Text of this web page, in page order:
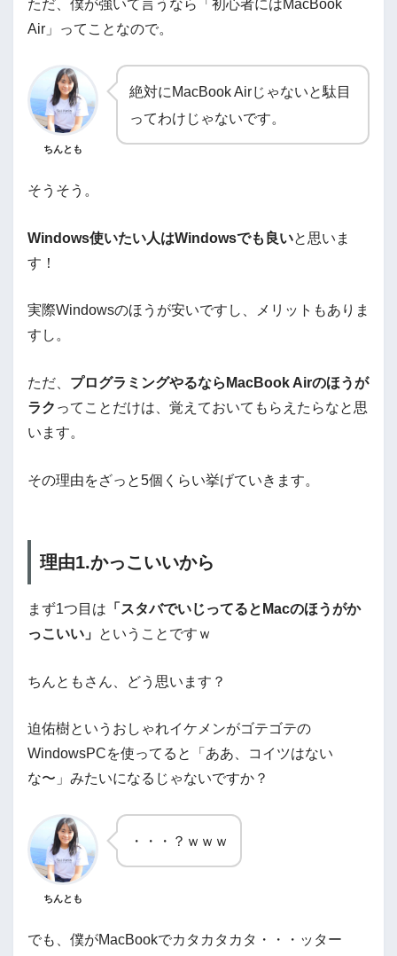
ただ、僕が強いて言うなら「初心者にはMacBook
Air」ってことなので。
ちんとも
絶対にMacBook Airじゃないと駄目
ってわけじゃないです。
そうそう。
Windows使いたい人はWindowsでも良いと思いま
す！
実際Windowsのほうが安いですし、メリットもありま
すし。
ただ、 プログラミングやるならMacBook Airのほうが
ラク ってことだけは、覚えておいてもらえたらなと思
います。
その理由をざっと5個くらい挙げていきます。
理由1.かっこいいから
まず1つ目は 「スタバでいじってるとMacのほうがか
っこいい」 ということですｗ
ちんともさん、どう思います？
迫佑樹というおしゃれイケメンがゴテゴテの
WindowsPCを使ってると「ああ、コイツはない
な〜」みたいになるじゃないですか？
ちんとも
・・・？ｗｗｗ
でも、僕がMacBookでカタカタカタ・・・ッター